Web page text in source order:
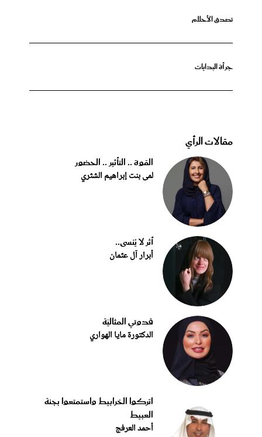
تصدق الأحلام
جرأة البدايات
مقالات الرأي
القوة .. التأثير .. الحضور
لمى بنت إبراهيم الشثري
أثر لا يُنسى..
أبرار آل عثمان
قدوتي المثاليّة
الدكتورة مايا الهواري
اتركوا الخرابيط واستمتعوا بجنة
العبيط
أحمد العرفج